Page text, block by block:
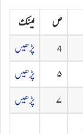
ص
لینک
4
پڑھیں
۵
پڑھیں
۷ پڑھیں